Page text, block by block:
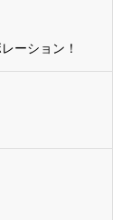
ーション！